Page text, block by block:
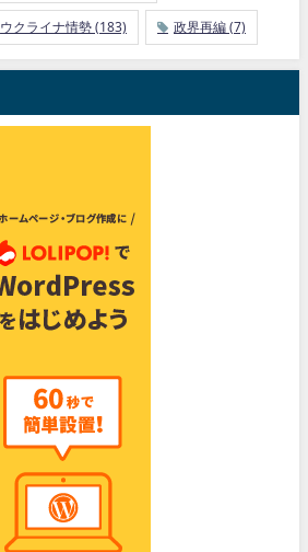
ウクライナ情勢(183) 政界再編(7)